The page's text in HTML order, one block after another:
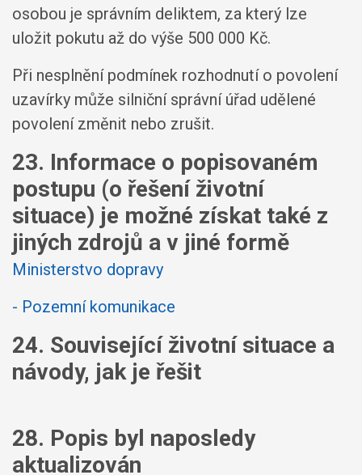
osobou je správním deliktem, za který lze
uložit pokutu až do výše 500 000 Kč.
Při nesplnění podmínek rozhodnutí o povolení
uzavírky může silniční správní úřad udělené
povolení změnit nebo zrušit.
23. Informace o popisovaném
postupu (o řešení životní
situace) je možné získat také z
jiných zdrojů a v jiné formě
Ministerstvo dopravy
- Pozemní komunikace
24. Související životní situace a
návody, jak je řešit
28. Popis byl naposledy
aktualizován